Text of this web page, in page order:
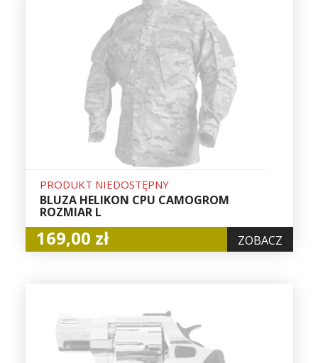
PRODUKT NIEDOSTĘPNY
BLUZA HELIKON CPU CAMOGROM
ROZMIAR L
169,00 zł ZOBACZ